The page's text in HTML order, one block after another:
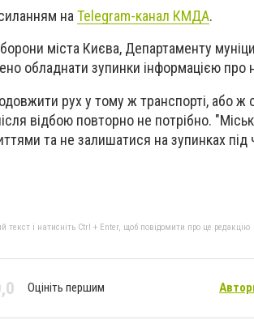
на Telegram-канал КМДА.
міста Києва, Департаменту
обладнати зупинки інформацією про
рух у тому ж транспорті, або ж
відбою повторно не потрібно.
та не залишатися на зупинках під
текст і натисніть Ctrl + Enter, щоб повідомити про це редакцію
Оцініть першим